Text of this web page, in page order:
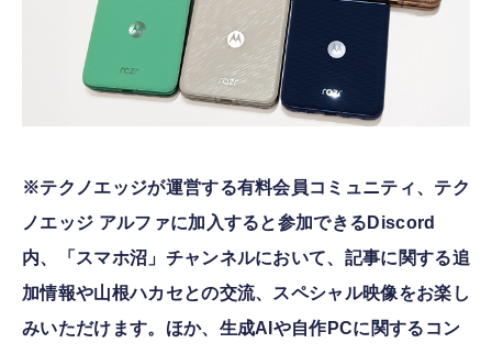
※テクノエッジが運営する有料会員コミュニティ、テク
ノエッジ アルファに加入すると参加できるDiscord
内、「スマホ沼」チャンネルにおいて、記事に関する追
加情報や山根ハカセとの交流、スペシャル映像をお楽し
みいただけます。ほか、生成AIや自作PCに関するコン